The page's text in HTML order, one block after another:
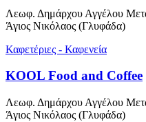
Λεωφ. Δημάρχου Αγγέλου
Άγιος Νικόλαος (Γλυφάδα)
Καφετέριες - Καφενεία
KOOL Food and Coffee
Λεωφ. Δημάρχου Αγγέλου
Άγιος Νικόλαος (Γλυφάδα)